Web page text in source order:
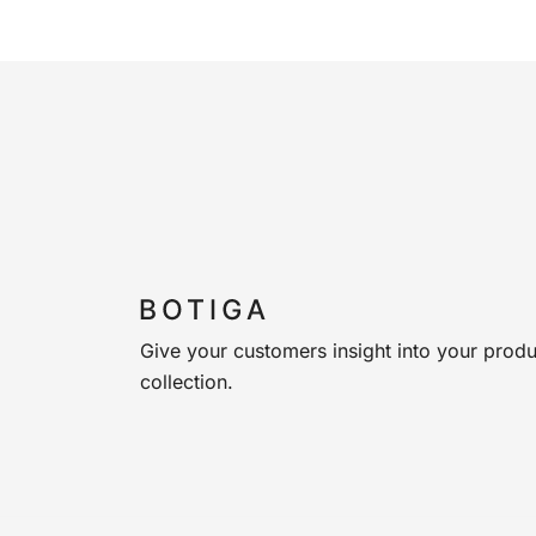
Give your customers insight into your
collection.